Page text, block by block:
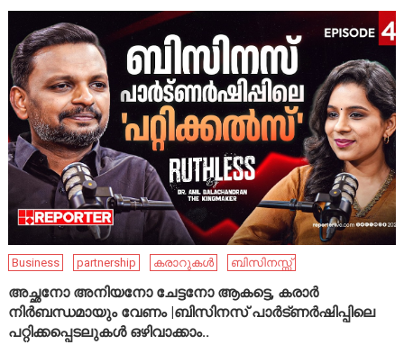
Business partnership കരാറുകൾ ബിസിനസ്സ്
അച്ഛനോ അനിയനോ ചേട്ടനോ ആകട്ടെ, കരാർ
നിർബന്ധമായും വേണം |ബിസിനസ് പാർട്ണർഷിപ്പിലെ
പറ്റിക്കപ്പെടലുകൾ ഒഴിവാക്കാം..